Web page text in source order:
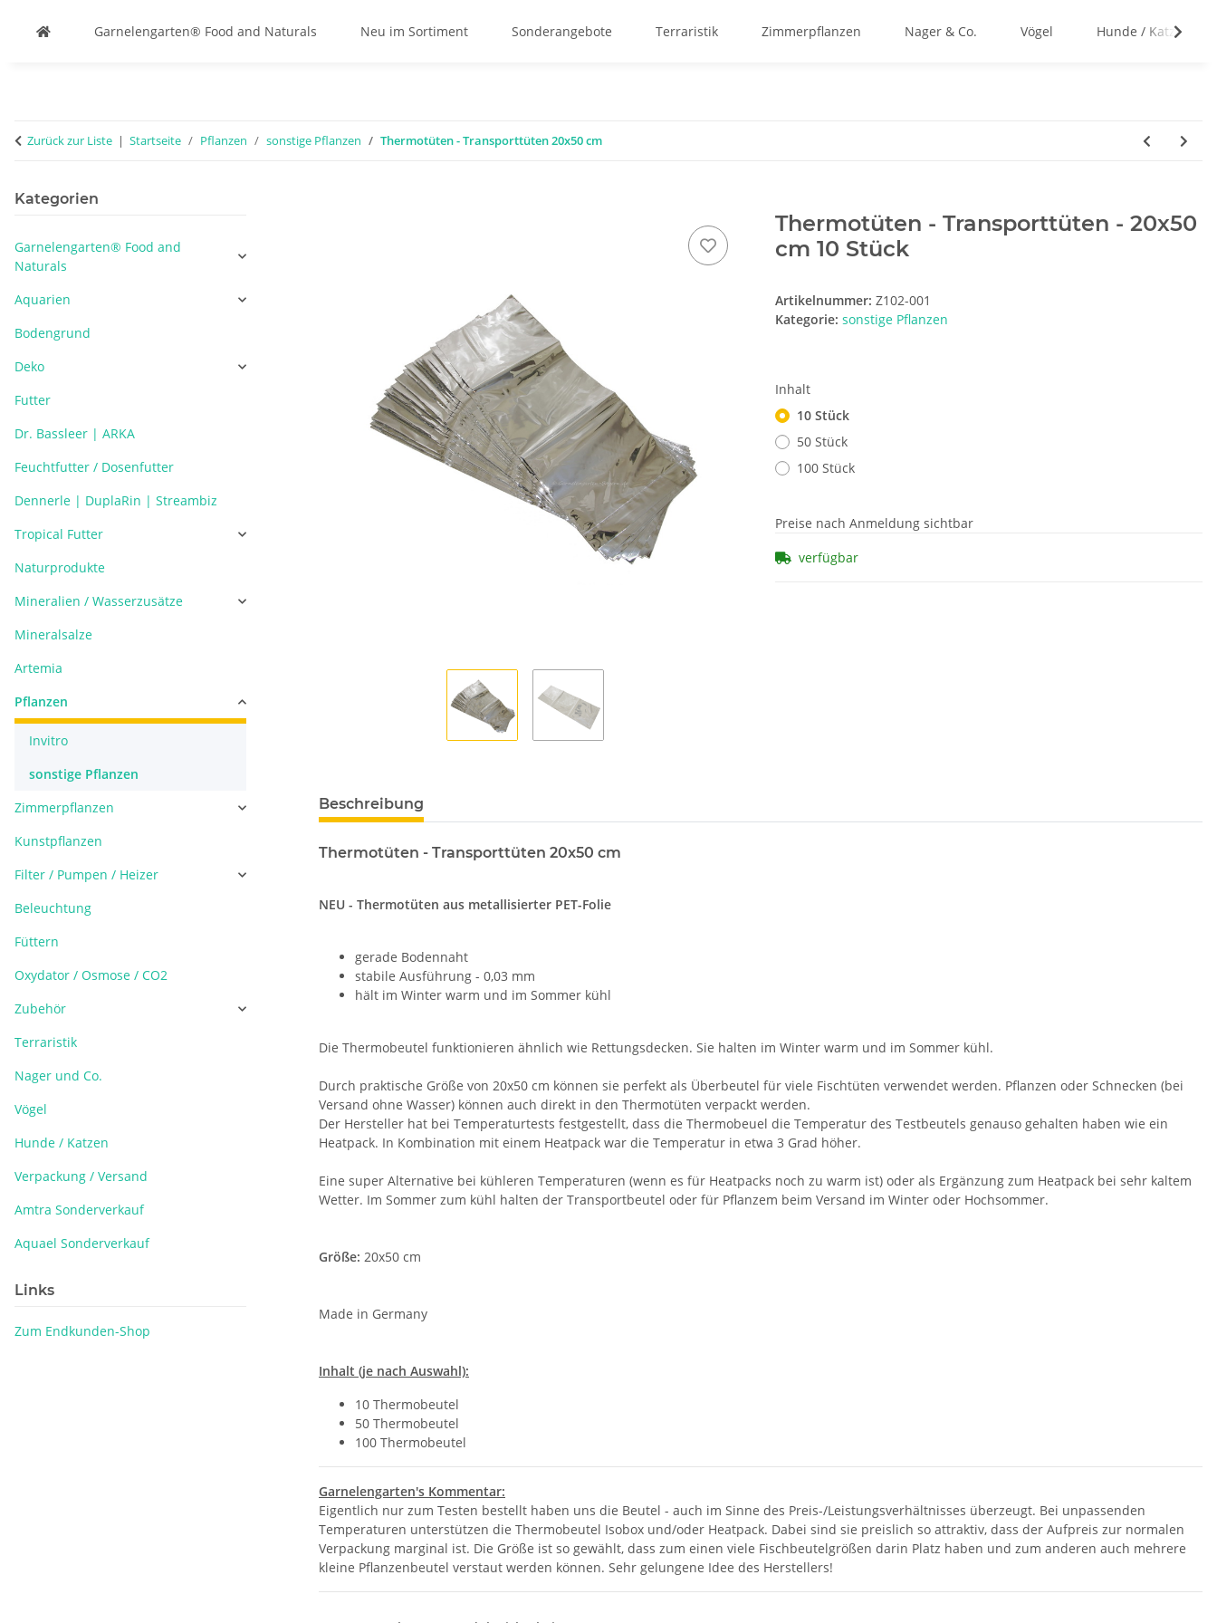
Garnelengarten® Food and Naturals Neu im Sortiment Sonderangebote Terraristik Zimmerpflanzen Nager & Co. Vögel Hunde / Katzen
Zurück zur Liste Startseite Pflanzen sonstige Pflanzen Thermotüten - Transporttüten 20x50 cm
Thermotüten - Transporttüten - 20x50
cm 10 Stück
Artikelnummer: Z102-001
Kategorie: sonstige Pflanzen
Inhalt
10 Stück
50 Stück
100 Stück
Preise nach Anmeldung sichtbar
verfügbar
Beschreibung
Thermotüten - Transporttüten 20x50 cm
NEU - Thermotüten aus metallisierter PET-Folie
gerade Bodennaht
stabile Ausführung - 0,03 mm
hält im Winter warm und im Sommer kühl
Die Thermobeutel funktionieren ähnlich wie Rettungsdecken. Sie halten im Winter warm und im Sommer kühl.
Durch praktische Größe von 20x50 cm können sie perfekt als Überbeutel für viele Fischtüten verwendet werden. Pflanzen oder Schnecken (bei
Versand ohne Wasser) können auch direkt in den Thermotüten verpackt werden.
Der Hersteller hat bei Temperaturtests festgestellt, dass die Thermobeuel die Temperatur des Testbeutels genauso gehalten haben wie ein
Heatpack. In Kombination mit einem Heatpack war die Temperatur in etwa 3 Grad höher.
Eine super Alternative bei kühleren Temperaturen (wenn es für Heatpacks noch zu warm ist) oder als Ergänzung zum Heatpack bei sehr kaltem
Wetter. Im Sommer zum kühl halten der Transportbeutel oder für Pflanzem beim Versand im Winter oder Hochsommer.
Größe: 20x50 cm
Made in Germany
Inhalt (je nach Auswahl):
10 Thermobeutel
50 Thermobeutel
100 Thermobeutel
Garnelengarten's Kommentar:
Eigentlich nur zum Testen bestellt haben uns die Beutel - auch im Sinne des Preis-/Leistungsverhältnisses überzeugt. Bei unpassenden
Temperaturen unterstützen die Thermobeutel Isobox und/oder Heatpack. Dabei sind sie preislich so attraktiv, dass der Aufpreis zur normalen
Verpackung marginal ist. Die Größe ist so gewählt, dass zum einen viele Fischbeutelgrößen darin Platz haben und zum anderen auch mehrere
kleine Pflanzenbeutel verstaut werden können. Sehr gelungene Idee des Herstellers!
Kategorien
Garnelengarten® Food and
Naturals
Aquarien
Bodengrund
Deko
Futter
Dr. Bassleer | ARKA
Feuchtfutter / Dosenfutter
Dennerle | DuplaRin | Streambiz
Tropical Futter
Naturprodukte
Mineralien / Wasserzusätze
Mineralsalze
Artemia
Pflanzen
Invitro
sonstige Pflanzen
Zimmerpflanzen
Kunstpflanzen
Filter / Pumpen / Heizer
Beleuchtung
Füttern
Oxydator / Osmose / CO2
Zubehör
Terraristik
Nager und Co.
Vögel
Hunde / Katzen
Verpackung / Versand
Amtra Sonderverkauf
Aquael Sonderverkauf
Links
Zum Endkunden-Shop